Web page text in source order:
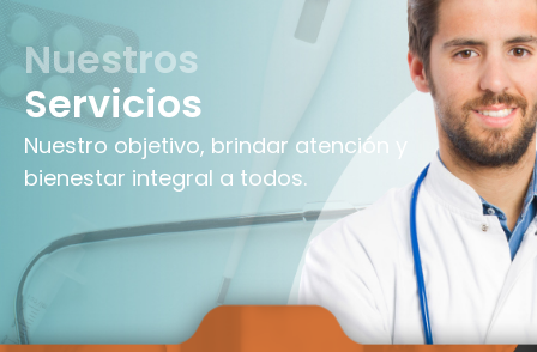
Nuestros
Servicios
Nuestro objetivo, brindar atención y
bienestar integral a todos.